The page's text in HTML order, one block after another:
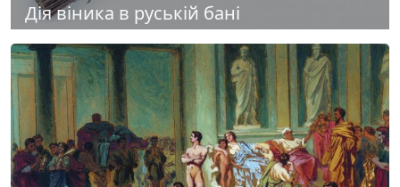
Дія віника в руській бані